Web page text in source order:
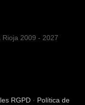
2009 - 2027
RGPD· Política de